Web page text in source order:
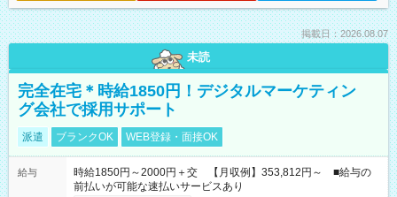
掲載日：2026.08.07
未読
完全在宅＊時給1850円！デジタルマーケティン
グ会社で採用サポート
派遣 ブランクOK WEB登録・面接OK
給与
時給1850円～2000円＋交 【月収例】353,812円～ ■給与の
前払いが可能な速払いサービスあり